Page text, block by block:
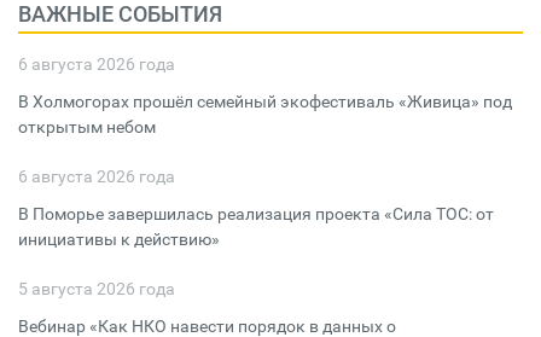
ВАЖНЫЕ СОБЫТИЯ
6 августа 2026 года
В Холмогорах прошёл семейный экофестиваль «Живица» под
открытым небом
6 августа 2026 года
В Поморье завершилась реализация проекта «Сила ТОС: от
инициативы к действию»
5 августа 2026 года
Вебинар «Как НКО навести порядок в данных о